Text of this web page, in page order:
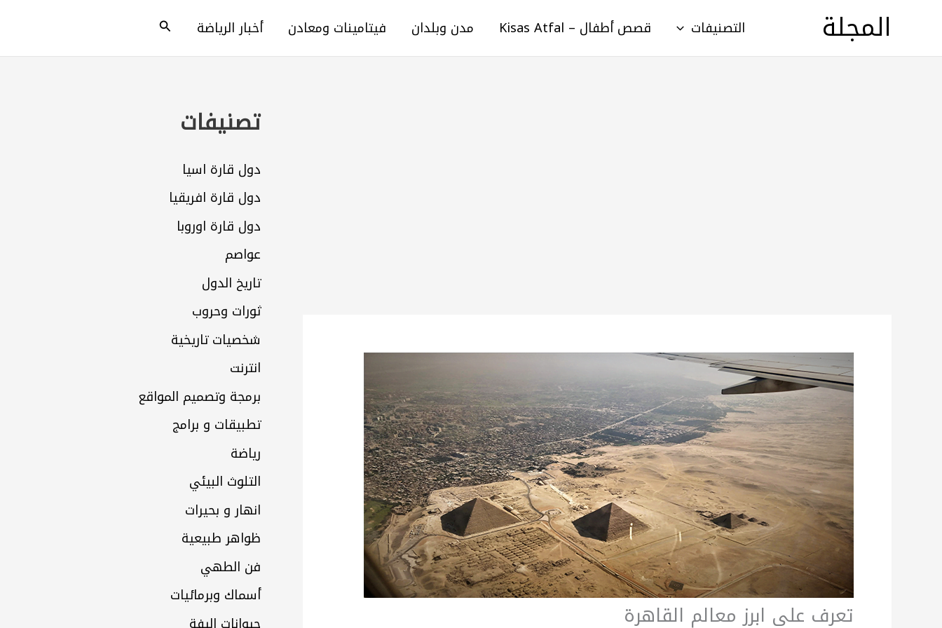
المحتوى المجلة التصنيفات قصص أطفال – Kisas Atfal مدن وبلدان فيتامينات ومعادن أخبار الرياضة البحث
تعرف على ابرز معالم القاهرة
تصنيفات
دول قارة اسيا
دول قارة افريقيا
دول قارة اوروبا
عواصم
تاريخ الدول
ثورات وحروب
شخصيات تاريخية
انترنت
برمجة وتصميم المواقع
تطبيقات و برامج
رياضة
التلوث البيئي
انهار و بحيرات
ظواهر طبيعية
فن الطهي
أسماك وبرمائيات